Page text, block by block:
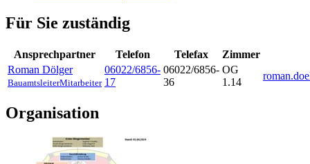
Für Sie zuständig
Ansprechpartner Telefon Telefax
Zimmer
Roman Dölger
BauamtsleiterMitarbeiter
06022/6856-
17
06022/6856-
36
OG
1.14
Organisation